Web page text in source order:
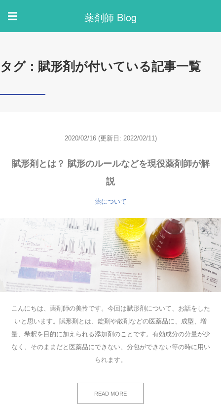
☰ 薬剤師 Blog
タグ：賦形剤が付いている記事一覧
2020/02/16 (更新日: 2022/02/11)
賦形剤とは？ 賦形のルールなどを現役薬剤師が解
説
薬について
こんにちは、薬剤師の美怜です。今回は賦形剤について、お話をした
いと思います。賦形剤とは、錠剤や散剤などの医薬品に、成型、増
量、希釈を目的に加えられる添加剤のことです。有効成分の分量が少
なく、そのままだと医薬品にできない、分包ができない等の時に用い
られます。
READ MORE